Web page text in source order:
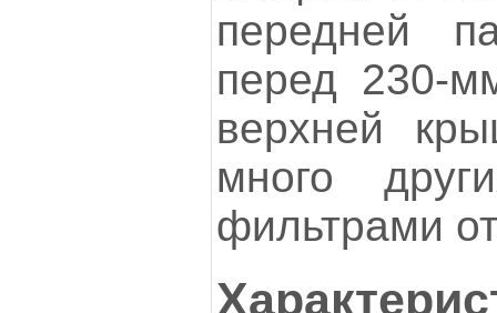
передней
перед 230-
верхней
много
фильтрами